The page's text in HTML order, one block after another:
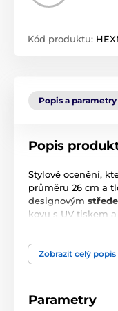
Kód produktu:
Popis a parametry
Popis
Stylové ocenění,
průměru 26 cm a
designovým
kovu s UV tiskem
je tato plaketa
sportovní úspěchy
na stůl pomocí
Zobrazit celý popis
Parametry